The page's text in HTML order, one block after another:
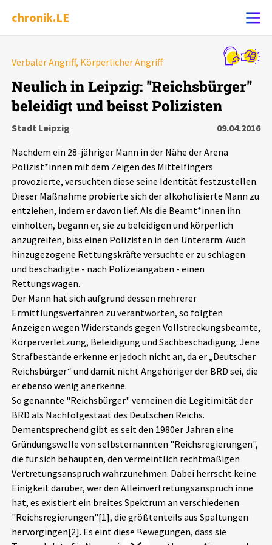
chronik.LE
Ereignis melden
Chronik
Leipziger Zustände
Schlaglichter
Phänomene
Aktuelles
Alle Beiträge
Veranstaltungen
Pressemitteilungen
Podcasts
Über uns
Projektbeschreibung
Kontakt
Unterstützer_innen
Spenden
chronik.LE in der Presse
Verbaler Angriff, Körperlicher Angriff
Neulich in Leipzig: "Reichsbürger"
beleidigt und beisst Polizisten
Stadt Leipzig
09.04.2016
Nachdem ein 28-jähriger Mann in der Nähe der Arena
Polizist*innen mit dem Zeigen des Mittelfingers
provozierte, versuchten diese seine Identität festzustellen.
Dieser Maßnahme probierte sich der alkoholisierte Mann zu
entziehen, indem er davon lief. Als die Beamt*innen ihn
einholten, begann er, sie zu beleidigen und körperlich
anzugreifen, biss einen Polizisten in den Unterarm. Auch
hinzugezogene Rettungskräfte versuchte er zu schlagen
und beschädigte - nach Polizeiangaben - einen
Rettungswagen.
Der Mann hat sich aufgrund dessen mehrerer
Ermittlungsverfahren zu verantworten, so folgten
Anzeigen wegen Widerstands gegen Vollstreckungsbeamte,
Körperverletzung, Beleidigung und Sachbeschädigung. Jene
Strafbestände erkenne er jedoch nicht an, da er „Deutscher
Reichsbürger“ und damit nicht Angehöriger der BRD sei, die
er ebenso wenig anerkenne.
So genannte "Reichsbürger" verneinen die Legitimität der
BRD als Nachfolgestaat des Deutschen Reichs.
Dementsprechend gibt es seit den 1980er Jahren eine
Gründungswelle von selbsternannten "Reichsregierungen",
die für sich behaupten, den vermeintlich rechtmäßigen
Vertretungsanspruch wahrzunehmen. Dabei herrscht keine
Einigkeit darüber, wer den Alleinvertretungsanspruch inne
hat, es existiert ein breites Spektrum an verschiedenen
"Reichsregierungen"[1], die größtenteils aus Spaltungen
hervorgingen[2]. Es eint diese Bewegungen, dass sie
Alle Ereignisse
Ereignisse
Ereignisse Statistik